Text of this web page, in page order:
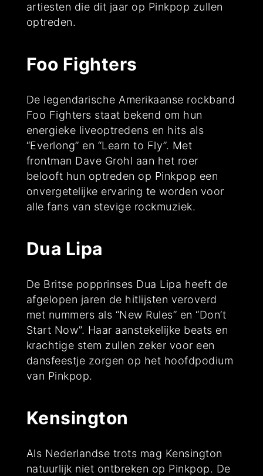
artiesten die dit jaar op Pinkpop zullen
optreden.
Foo Fighters
De legendarische Amerikaanse rockband
Foo Fighters staat bekend om hun
energieke liveoptredens en hits als
“Everlong” en “Learn to Fly”. Met
frontman Dave Grohl aan het roer
belooft hun optreden op Pinkpop een
onvergetelijke ervaring te worden voor
alle fans van stevige rockmuziek.
Dua Lipa
De Britse popprinses Dua Lipa heeft de
afgelopen jaren de hitlijsten veroverd
met nummers als “New Rules” en “Don’t
Start Now”. Haar aanstekelijke beats en
krachtige stem zullen zeker voor een
dansfeestje zorgen op het hoofdpodium
van Pinkpop.
Kensington
Als Nederlandse trots mag Kensington
natuurlijk niet ontbreken op Pinkpop. De